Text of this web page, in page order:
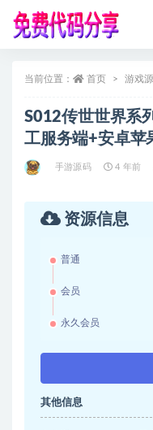
当前位置： 首页 游戏
S012传世世界系
工服务端+安卓苹
手游源码 4 年前
资源信息
普通
会员
永久会员
其他信息